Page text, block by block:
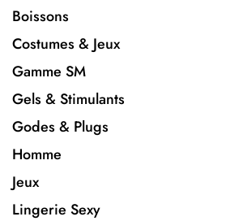
Boissons
Costumes & Jeux
Gamme SM
Gels & Stimulants
Godes & Plugs
Homme
Jeux
Lingerie Sexy